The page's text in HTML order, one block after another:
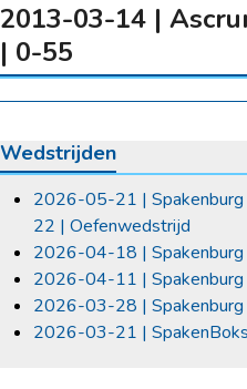
2013-03-14 |
| 0-55
Wedstrijden
2026-05-21 |
22 | Oefenwedstrijd
2026-04-18 |
2026-04-11 |
2026-03-28 |
2026-03-21 |